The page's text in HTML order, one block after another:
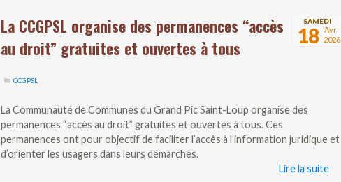
SAMEDI
18 Avr
2026
La CCGPSL organise des permanences “accès
au droit” gratuites et ouvertes à tous
CCGPSL
La Communauté de Communes du Grand Pic Saint-Loup organise des
permanences “accès au droit” gratuites et ouvertes à tous. Ces
permanences ont pour objectif de faciliter l’accès à l’information juridique et
d’orienter les usagers dans leurs démarches.
Lire la suite